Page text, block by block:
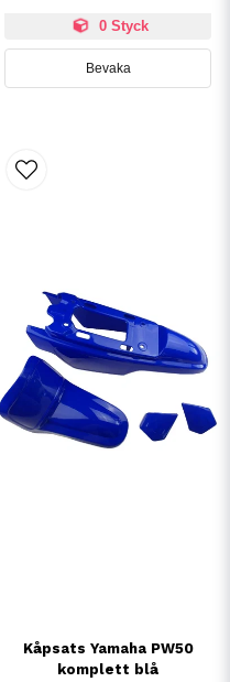
0 Styck
Bevaka
Kåpsats Yamaha PW50
komplett blå